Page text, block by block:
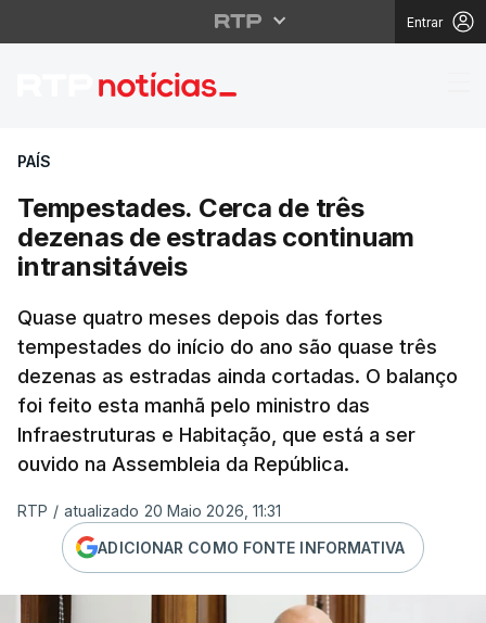
Entrar
Tempestades. Cerca
PAÍS
Tempestades. Cerca de três
dezenas de estradas continuam
intransitáveis
Quase quatro meses depois das fortes
tempestades do início do ano são quase três
dezenas as estradas ainda cortadas. O balanço
foi feito esta manhã pelo ministro das
Infraestruturas e Habitação, que está a ser
ouvido na Assembleia da República.
RTP / atualizado 20 Maio 2026, 11:31
ADICIONAR COMO FONTE INFORMATIVA